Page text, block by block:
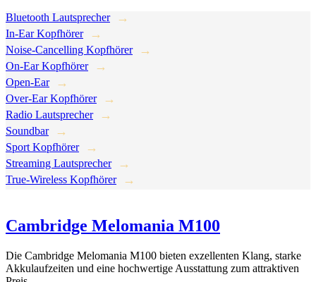
Bluetooth Lautsprecher
In-Ear Kopfhörer
Noise-Cancelling Kopfhörer
On-Ear Kopfhörer
Open-Ear
Over-Ear Kopfhörer
Radio Lautsprecher
Soundbar
Sport Kopfhörer
Streaming Lautsprecher
True-Wireless Kopfhörer
Cambridge Melomania M100
Die Cambridge Melomania M100 bieten exzellenten Klang, starke
Akkulaufzeiten und eine hochwertige Ausstattung zum attraktiven